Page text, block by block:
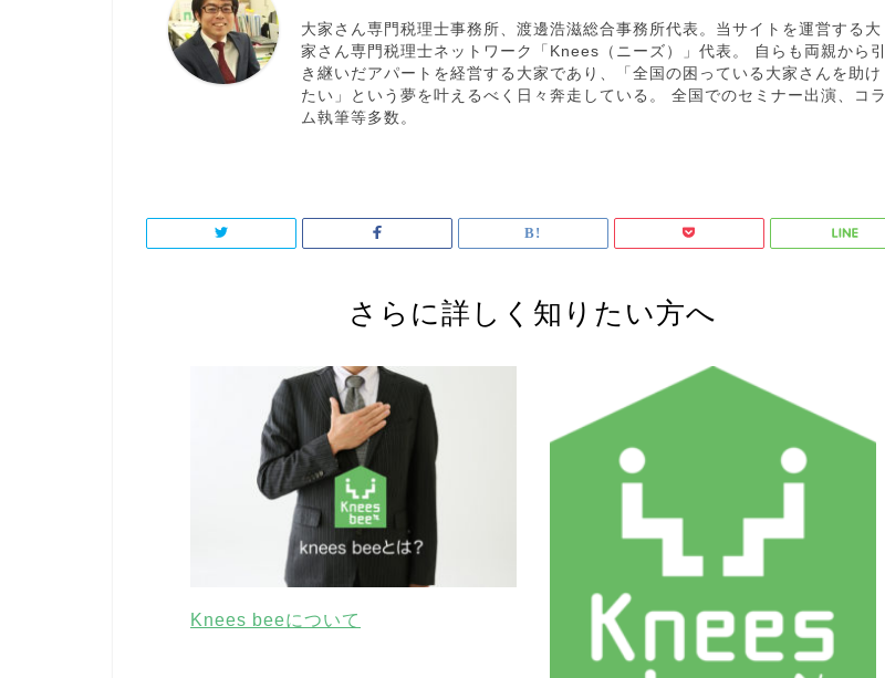
大家さん専門税理士事務所、渡邊浩滋総合事務所代表。当サイトを運営する大
家さん専門税理士ネットワーク「Knees（ニーズ）」代表。 自らも両親から引
き継いだアパートを経営する大家であり、「全国の困っている大家さんを助け
たい」という夢を叶えるべく日々奔走している。 全国でのセミナー出演、コラ
ム執筆等多数。
さらに詳しく知りたい方へ
Knees beeについて